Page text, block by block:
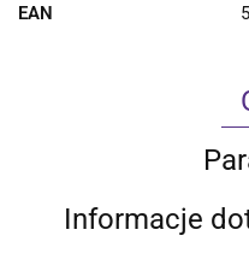
EAN
Informacje